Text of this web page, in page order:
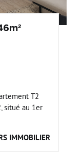
T2
situé au 1er
IMMOBILIER